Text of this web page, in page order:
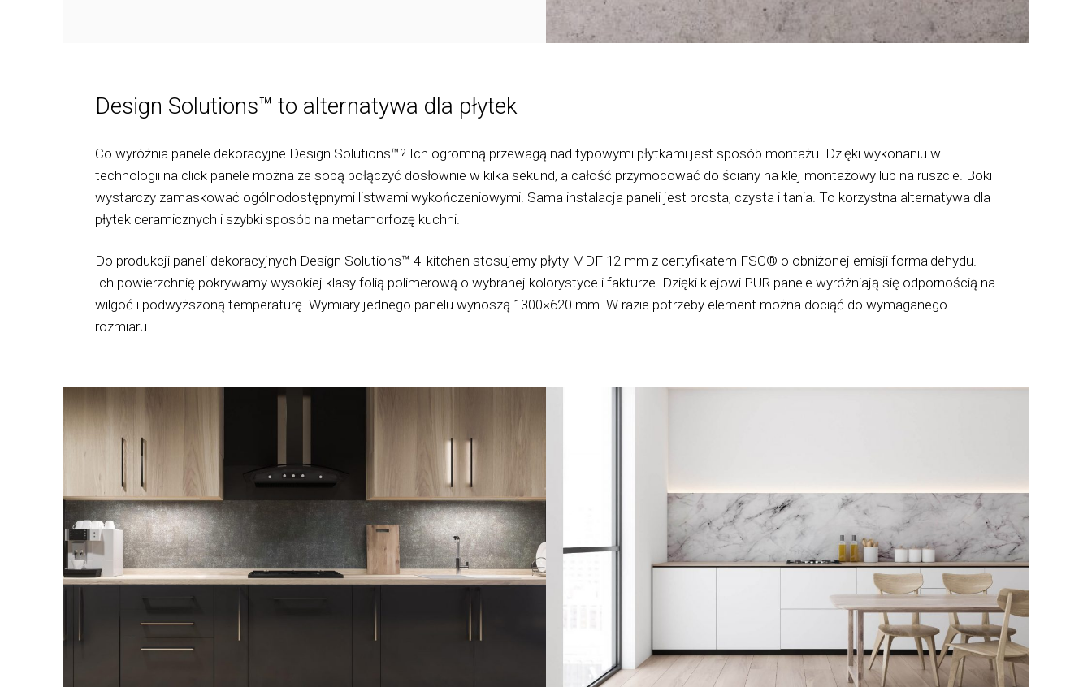
Design Solutions™ to alternatywa dla płytek
Co wyróżnia panele dekoracyjne Design Solutions™? Ich ogromną przewagą nad typowymi płytkami jest sposób montażu. Dzięki wykonaniu w
technologii na click panele można ze sobą połączyć dosłownie w kilka sekund, a całość przymocować do ściany na klej montażowy lub na ruszcie. Boki
wystarczy zamaskować ogólnodostępnymi listwami wykończeniowymi. Sama instalacja paneli jest prosta, czysta i tania. To korzystna alternatywa dla
płytek ceramicznych i szybki sposób na metamorfozę kuchni.
Do produkcji paneli dekoracyjnych Design Solutions™ 4_kitchen stosujemy płyty MDF 12 mm z certyfikatem FSC® o obniżonej emisji formaldehydu.
Ich powierzchnię pokrywamy wysokiej klasy folią polimerową o wybranej kolorystyce i fakturze. Dzięki klejowi PUR panele wyróżniają się odpornością na
wilgoć i podwyższoną temperaturę. Wymiary jednego panelu wynoszą 1300×620 mm. W razie potrzeby element można dociąć do wymaganego
rozmiaru.